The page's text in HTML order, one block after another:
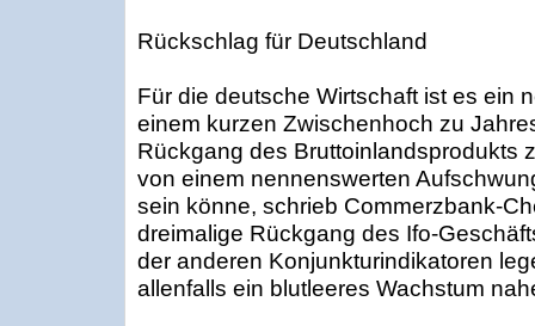
Rückschlag für Deutschland
Für die deutsche Wirtschaft ist es ein
einem kurzen Zwischenhoch zu
Rückgang des Bruttoinlandsprodukts
von einem nennenswerten
sein könne, schrieb Commerzbank-
dreimalige Rückgang des Ifo-
der anderen Konjunkturindikatoren
allenfalls ein blutleeres Wachstum